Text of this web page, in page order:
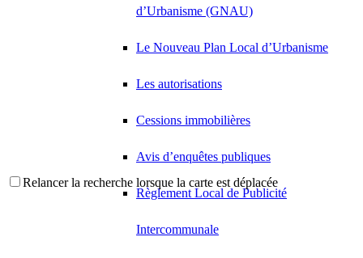
d’Urbanisme (GNAU)
Le Nouveau Plan Local d’Urbanisme
Les autorisations
Cessions immobilières
Avis d’enquêtes publiques
Règlement Local de Publicité
Intercommunale
Relancer la recherche lorsque la carte est déplacée